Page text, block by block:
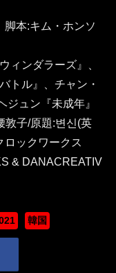
脚本:キム・ホンソ
ィンダラーズ』、
トル』、チャン・
ジュン『未成年』
敦子/原題:변신(英
ロックワークス
& DANACREATIV
韓国